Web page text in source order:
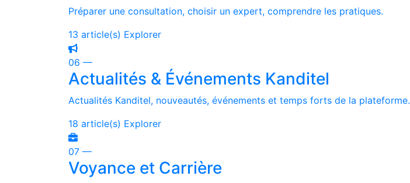
Préparer une consultation, choisir un expert, comprendre les pratiques.
13 article(s) Explorer
06 —
Actualités & Événements Kanditel
Actualités Kanditel, nouveautés, événements et temps forts de la plateforme.
18 article(s) Explorer
07 —
Voyance et Carrière